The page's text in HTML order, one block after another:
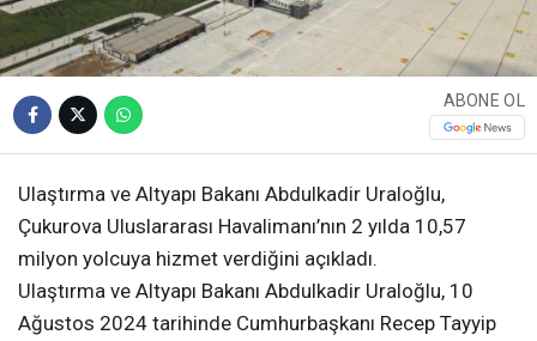
ABONE OL
Ulaştırma ve Altyapı Bakanı Abdulkadir Uraloğlu,
Çukurova Uluslararası Havalimanı’nın 2 yılda 10,57
milyon yolcuya hizmet verdiğini açıkladı.
Ulaştırma ve Altyapı Bakanı Abdulkadir Uraloğlu, 10
Ağustos 2024 tarihinde Cumhurbaşkanı Recep Tayyip